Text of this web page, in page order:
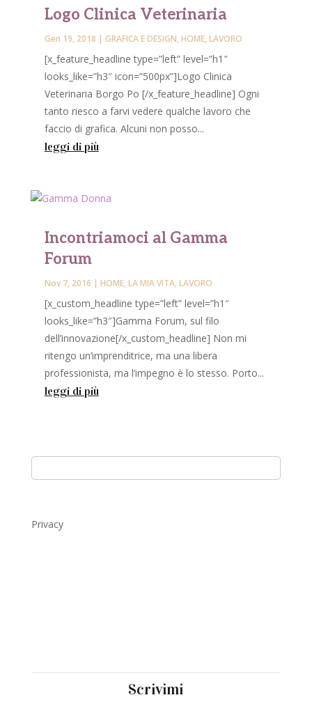
Logo Clinica Veterinaria
Gen 19, 2018 | GRAFICA E DESIGN,HOME,LAVORO
[x_feature_headline type=”left” level=”h1″
looks_like=”h3″ icon=”500px”]Logo Clinica
Veterinaria Borgo Po [/x_feature_headline] Ogni
tanto riesco a farvi vedere qualche lavoro che
faccio di grafica. Alcuni non posso...
leggi di più
Incontriamoci al Gamma
Forum
Nov 7, 2016 | HOME,LA MIA VITA,LAVORO
[x_custom_headline type=”left” level=”h1″
looks_like=”h3″]Gamma Forum, sul filo
dell’innovazione[/x_custom_headline] Non mi
ritengo un’imprenditrice, ma una libera
professionista, ma l’impegno è lo stesso. Porto...
leggi di più
Privacy
Scrivimi